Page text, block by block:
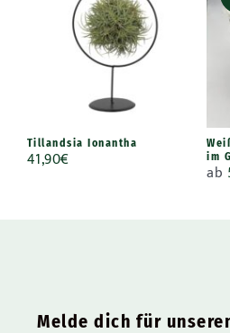
Tillandsia Ionantha
41,90€
im
ab
Melde dich für